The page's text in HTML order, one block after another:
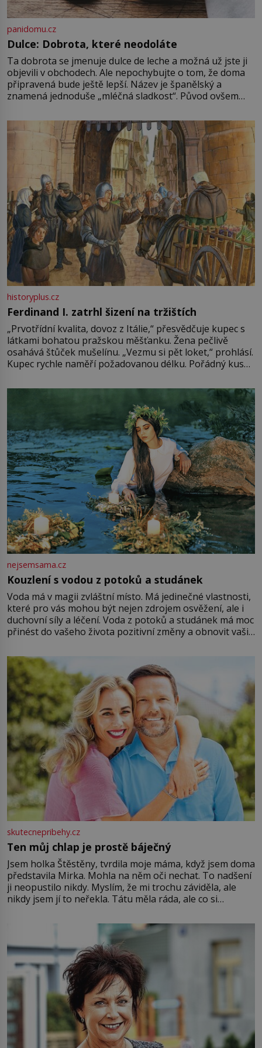
panidomu.cz
Dulce: Dobrota, které neodoláte
Ta dobrota se jmenuje dulce de leche a možná už jste ji
objevili v obchodech. Ale nepochybujte o tom, že doma
připravená bude ještě lepší. Název je španělský a
znamená jednoduše „mléčná sladkost“. Původ ovšem
pře hned několik latinskoamerických zemí a k tomu
Francie, kde se traduje,
historyplus.cz
Ferdinand I. zatrhl šizení na tržištích
„Prvotřídní kvalita, dovoz z Itálie,“ přesvědčuje kupec s
látkami bohatou pražskou měšťanku. Žena pečlivě
osahává štůček mušelínu. „Vezmu si pět loket,“ prohlásí.
Kupec rychle naměří požadovanou délku. Pořádný kus
milostpaní. Stačí jenom na sukni,“ zhodnotí švadlena
množství růžového mušelínu. „Ošidili vás, podívejte.“
nejsemsama.cz
Kouzlení s vodou z potoků a studánek
Voda má v magii zvláštní místo. Má jedinečné vlastnosti,
které pro vás mohou být nejen zdrojem osvěžení, ale i
duchovní síly a léčení. Voda z potoků a studánek má moc
přinést do vašeho života pozitivní změny a obnovit vaši
můžete obohatit své rituály a přinést do svého života
větší harmonii a klid. Je důležité
skutecnepribehy.cz
Ten můj chlap je prostě báječný
Jsem holka Štěstěny, tvrdila moje máma, když jsem doma
představila Mirka. Mohla na něm oči nechat. To nadšení
ji neopustilo nikdy. Myslím, že mi trochu záviděla, ale
nikdy jsem jí to neřekla. Tátu měla ráda, ale co si
Jsme spolu moc rádi Tehdy byla jiná doba, když